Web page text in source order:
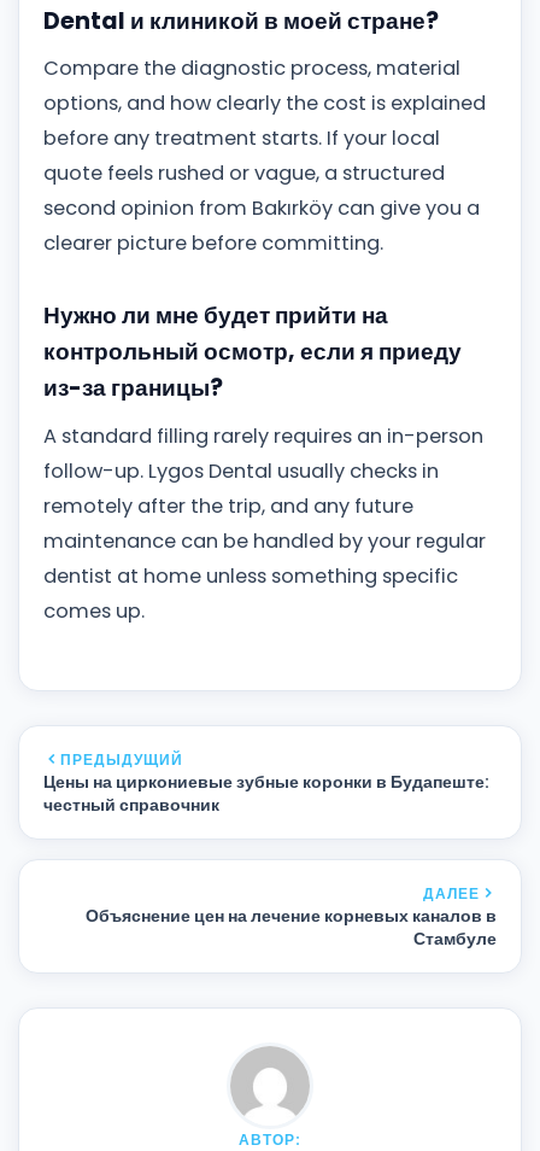
Dental и клиникой в ​​моей стране?
Compare the diagnostic process, material
options, and how clearly the cost is explained
before any treatment starts. If your local
quote feels rushed or vague, a structured
second opinion from Bakırköy can give you a
clearer picture before committing.
Нужно ли мне будет прийти на
контрольный осмотр, если я приеду
из-за границы?
A standard filling rarely requires an in-person
follow-up. Lygos Dental usually checks in
remotely after the trip, and any future
maintenance can be handled by your regular
dentist at home unless something specific
comes up.
ПРЕДЫДУЩИЙ
Цены на циркониевые зубные коронки в Будапеште:
честный справочник
ДАЛЕЕ
Объяснение цен на лечение корневых каналов в
Стамбуле
АВТОР: